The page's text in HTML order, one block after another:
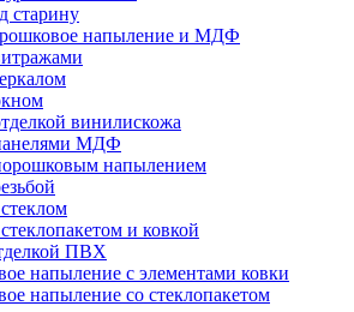
старину
напыление и МДФ
винилискожа
МДФ
напылением
и ковкой
ПВХ
напыление с элементами ковки
напыление со стеклопакетом